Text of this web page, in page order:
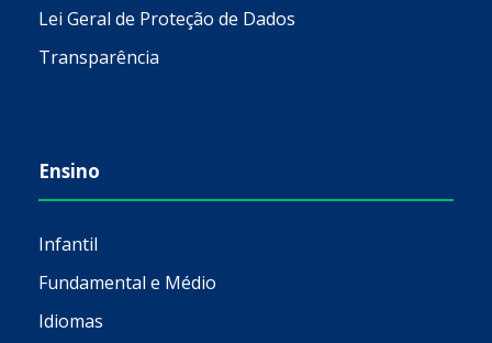
Lei Geral de Proteção de Dados
Transparência
Ensino
Infantil
Fundamental e Médio
Idiomas